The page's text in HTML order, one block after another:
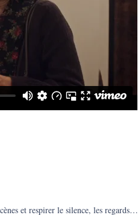
et respirer le silence, les regards…